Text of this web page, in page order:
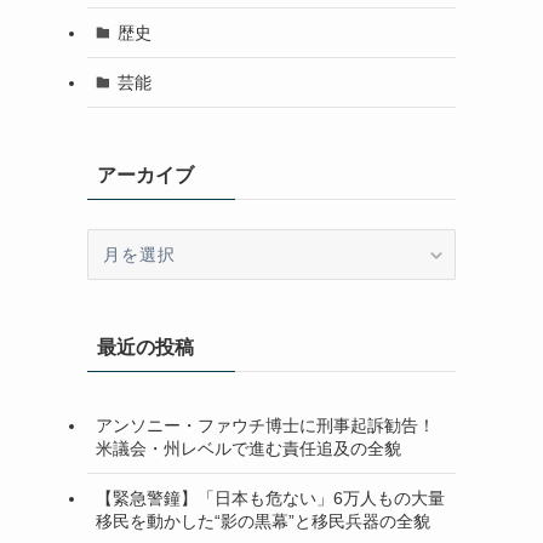
歴史
芸能
アーカイブ
ブ最近の投稿
アンソニー・ファウチ博士に刑事起訴勧告！
米議会・州レベルで進む責任追及の全貌
【緊急警鐘】「日本も危ない」6万人もの大量
移民を動かした“影の黒幕”と移民兵器の全貌